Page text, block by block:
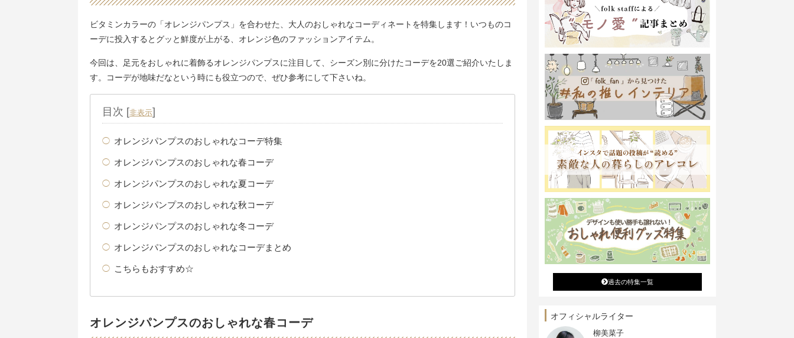
ビタミンカラーの「オレンジパンプス」を合わせた、大人のおしゃれなコーディネートを特集します！いつものコ
ーデに投入するとグッと鮮度が上がる、オレンジ色のファッションアイテム。
今回は、足元をおしゃれに着飾るオレンジパンプスに注目して、シーズン別に分けたコーデを20選ご紹介いたしま
す。コーデが地味だなという時にも役立つので、ぜひ参考にして下さいね。
目次 [非表示]
オレンジパンプスのおしゃれなコーデ特集
オレンジパンプスのおしゃれな春コーデ
オレンジパンプスのおしゃれな夏コーデ
オレンジパンプスのおしゃれな秋コーデ
オレンジパンプスのおしゃれな冬コーデ
オレンジパンプスのおしゃれなコーデまとめ
こちらもおすすめ☆
オレンジパンプスのおしゃれな春コーデ
過去の特集一覧
オフィシャルライター
柳美菜子